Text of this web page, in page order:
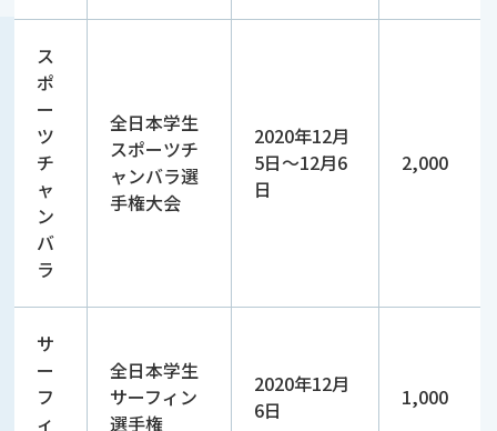
ス
ポ
ー
ツ
チ
ャ
ン
バ
ラ
全日本学生
スポーツチ
ャンバラ選
手権大会
2020年12月
5日～12月6
日
2,000
サ
ー
フ
ィ
全日本学生
サーフィン
選手権
2020年12月
6日
1,000